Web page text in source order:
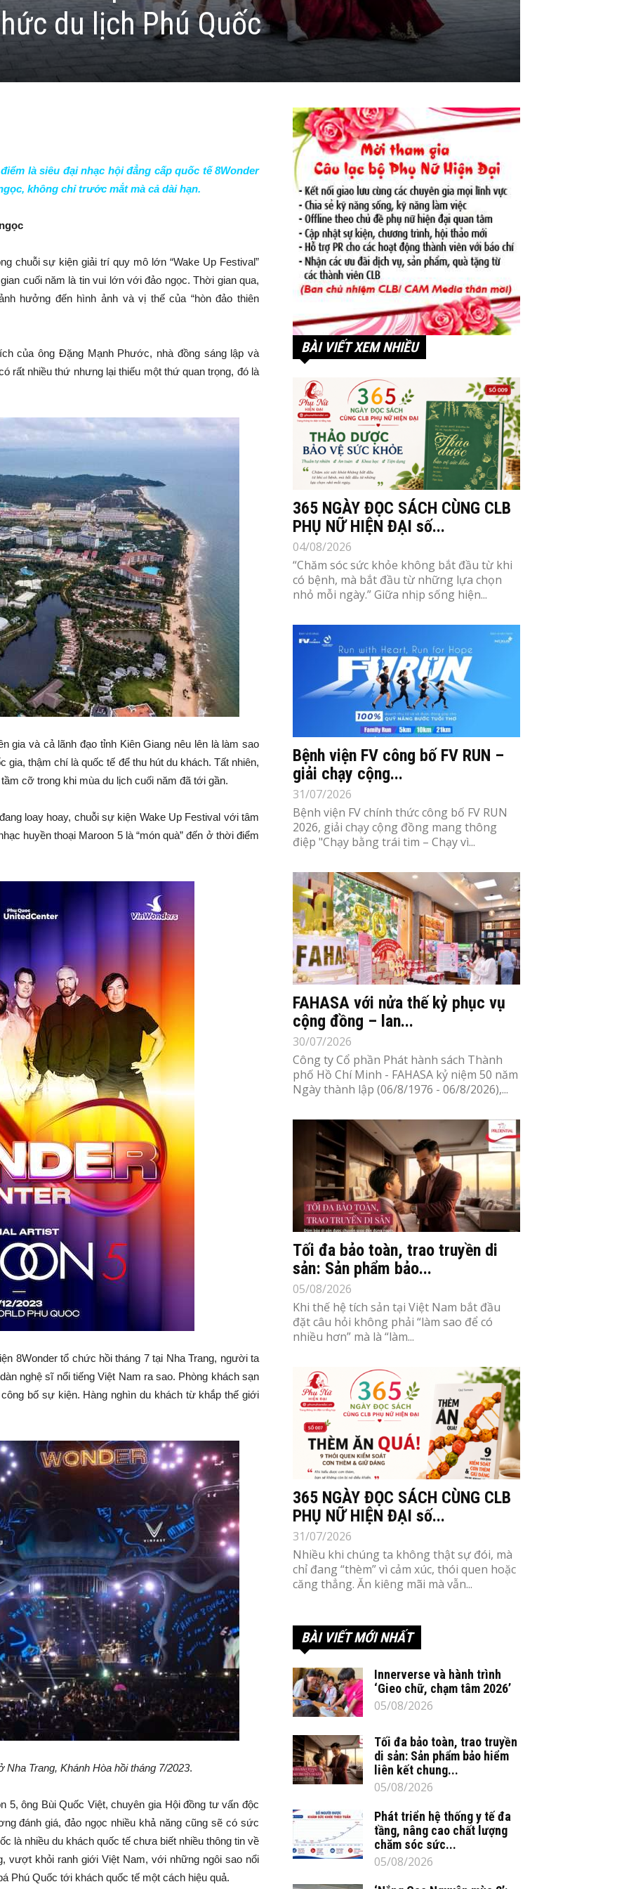
du lịch Phú Quốc
là siêu đại nhạc hội đẳng cấp quốc tế 8Wonder
không chỉ trước mắt mà cả dài hạn.
chuỗi sự kiện giải trí quy mô lớn “Wake Up Festival”
cuối năm là tin vui lớn với đảo ngọc. Thời gian qua,
hưởng đến hình ảnh và vị thế của “hòn đảo thiên
của ông Đặng Mạnh Phước, nhà đồng sáng lập và
rất nhiều thứ nhưng lại thiếu một thứ quan trọng, đó là
gia và cả lãnh đạo tỉnh Kiên Giang nêu lên là làm sao
thậm chí là quốc tế để thu hút du khách. Tất nhiên,
cỡ trong khi mùa du lịch cuối năm đã tới gần.
loay hoay, chuỗi sự kiện Wake Up Festival với tâm
huyền thoại Maroon 5 là “món quà” đến ở thời điểm
8Wonder tổ chức hồi tháng 7 tại Nha Trang, người ta
nghệ sĩ nổi tiếng Việt Nam ra sao. Phòng khách sạn
bố sự kiện. Hàng nghìn du khách từ khắp thế giới
Nha Trang, Khánh Hòa hồi tháng 7/2023.
5, ông Bùi Quốc Việt, chuyên gia Hội đồng tư vấn độc
đánh giá, đảo ngọc nhiều khả năng cũng sẽ có sức
là nhiều du khách quốc tế chưa biết nhiều thông tin về
vượt khỏi ranh giới Việt Nam, với những ngôi sao nổi
Phú Quốc tới khách quốc tế một cách hiệu quả.
BÀI VIẾT XEM NHIỀU
365 NGÀY ĐỌC SÁCH CÙNG CLB
PHỤ NỮ HIỆN ĐẠI số...
04/08/2026
“Chăm sóc sức khỏe không bắt đầu từ khi
có bệnh, mà bắt đầu từ những lựa chọn
nhỏ mỗi ngày.” Giữa nhịp sống hiện...
Bệnh viện FV công bố FV RUN –
giải chạy cộng...
31/07/2026
Bệnh viện FV chính thức công bố FV RUN
2026, giải chạy cộng đồng mang thông
điệp "Chạy bằng trái tim – Chạy vì...
FAHASA với nửa thế kỷ phục vụ
cộng đồng – lan...
30/07/2026
Công ty Cổ phần Phát hành sách Thành
phố Hồ Chí Minh - FAHASA kỷ niệm 50 năm
Ngày thành lập (06/8/1976 - 06/8/2026),...
Tối đa bảo toàn, trao truyền di
sản: Sản phẩm bảo...
05/08/2026
Khi thế hệ tích sản tại Việt Nam bắt đầu
đặt câu hỏi không phải “làm sao để có
nhiều hơn” mà là “làm...
365 NGÀY ĐỌC SÁCH CÙNG CLB
PHỤ NỮ HIỆN ĐẠI số...
31/07/2026
Nhiều khi chúng ta không thật sự đói, mà
chỉ đang “thèm” vì cảm xúc, thói quen hoặc
căng thẳng. Ăn kiêng mãi mà vẫn...
BÀI VIẾT MỚI NHẤT
Innerverse và hành trình
‘Gieo chữ, chạm tâm 2026’
05/08/2026
Tối đa bảo toàn, trao truyền
di sản: Sản phẩm bảo hiểm
liên kết chung...
05/08/2026
Phát triển hệ thống y tế đa
tầng, nâng cao chất lượng
chăm sóc sức...
05/08/2026